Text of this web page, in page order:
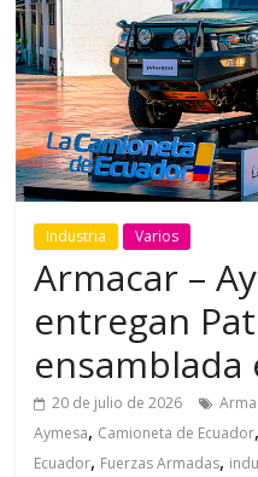
Industria Varios
Armacar –
entregan
ensamblada
20 de julio de 2026
Aymesa, Camioneta de Ecuador,
Ecuador, Fuerzas Armadas,